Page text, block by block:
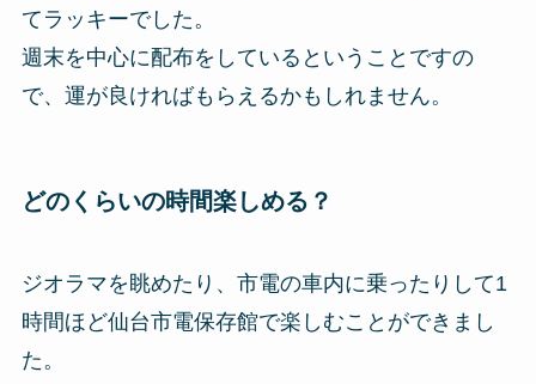
てラッキーでした。
週末を中心に配布をしているということですの
で、運が良ければもらえるかもしれません。
どのくらいの時間楽しめる？
ジオラマを眺めたり、市電の車内に乗ったりして1
時間ほど仙台市電保存館で楽しむことができまし
た。